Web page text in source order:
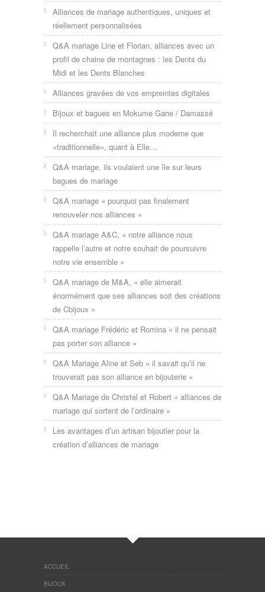
Alliances de mariage authentiques, uniques et
réellement personnalisées
Q&A mariage Line et Florian, alliances avec un
profil de chaine de montagnes : les Dents du
Midi et les Dents Blanches
Alliances gravées de vos empreintes digitales
Bijoux et bagues en Mokume Gane / Damassé
Il recherchait une alliance plus moderne que
«traditionnelle», quant à Elle…
Q&A mariage, ils voulaient une île sur leurs
bagues de mariage
Q&A mariage « pourquoi pas finalement
renouveler nos alliances »
Q&A mariage A&C, « notre alliance nous
rappelle l’autre et notre souhait de poursuivre
notre vie ensemble »
Q&A mariage de M&A, « elle aimerait
énormément que ses alliances soit des créations
de Cbijoux »
Q&A mariage Frédéric et Romina « il ne pensait
pas porter son alliance »
Q&A Mariage Aline et Seb « il savait qu’il ne
trouverait pas son alliance en bijouterie »
Q&A Mariage de Christel et Robert « alliances de
mariage qui sortent de l’ordinaire »
Les avantages d’un artisan bijoutier pour la
création d’alliances de mariage
ACCUEIL
BIJOUX